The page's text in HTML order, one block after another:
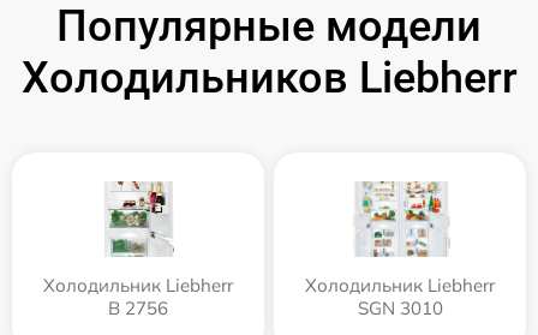
Популярные модели
Холодильников Liebherr
Холодильник Liebherr
B 2756
Холодильник Liebherr
SGN 3010